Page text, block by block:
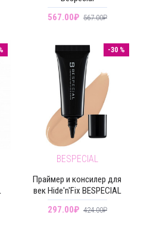
567.00₽ 567.00₽
-30 %
BESPECIAL
Праймер и консилер для
век Hide'n'Fix BESPECIAL
297.00₽ 424.00₽